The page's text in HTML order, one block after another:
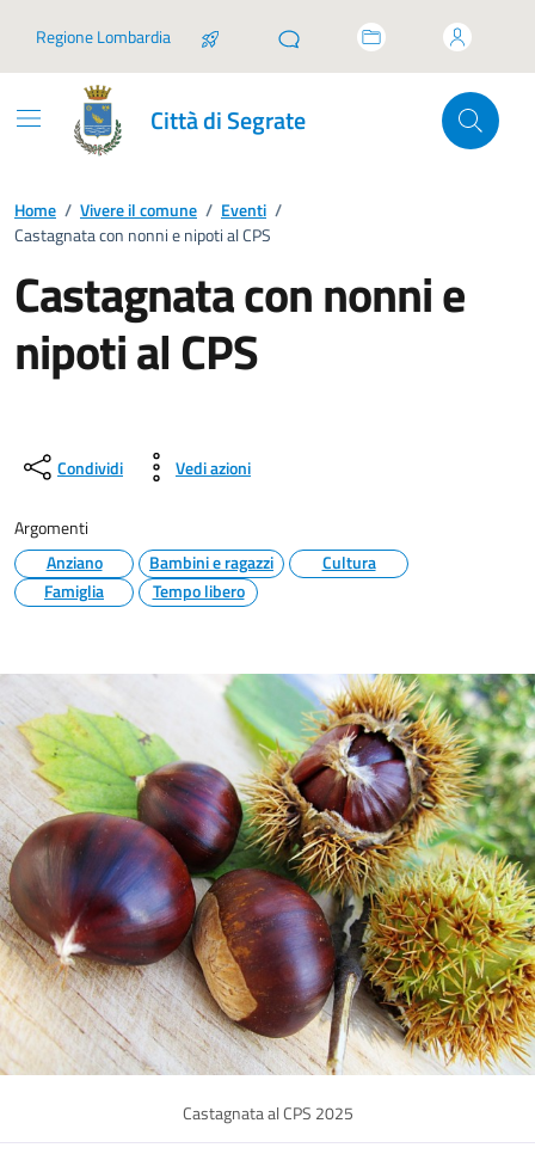
Regione Lombardia
Città di Segrate
Home / Vivere il comune / Eventi /
Castagnata con nonni e nipoti al CPS
Castagnata con nonni e
nipoti al CPS
Condividi Vedi azioni
Argomenti
Anziano
Bambini e ragazzi
Cultura
Famiglia
Tempo libero
Castagnata al CPS 2025